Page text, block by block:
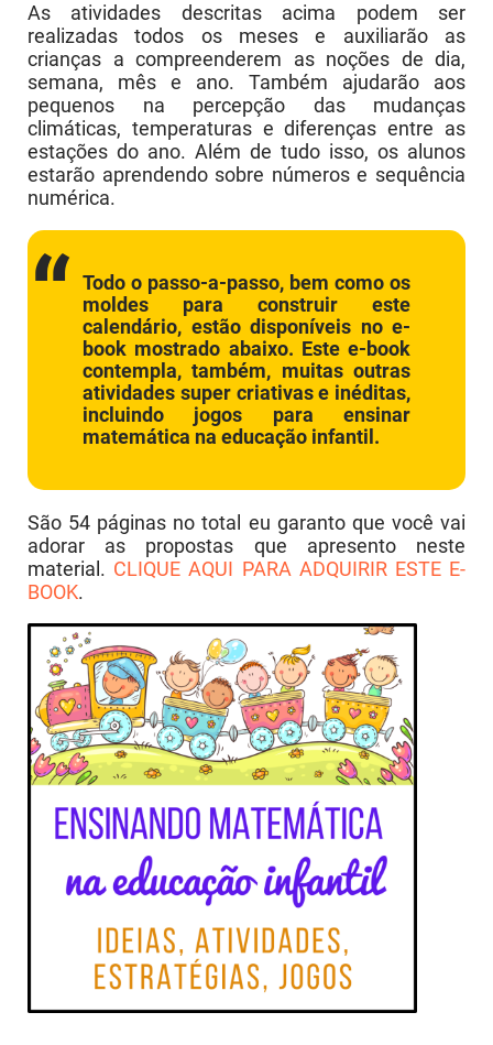
As atividades descritas acima podem ser
realizadas todos os meses e auxiliarão as
crianças a compreenderem as noções de dia,
semana, mês e ano. Também ajudarão aos
pequenos na percepção das mudanças
climáticas, temperaturas e diferenças entre as
estações do ano. Além de tudo isso, os alunos
estarão aprendendo sobre números e sequência
numérica.
Todo o passo-a-passo, bem como os
moldes para construir este
calendário, estão disponíveis no e-
book mostrado abaixo. Este e-book
contempla, também, muitas outras
atividades super criativas e inéditas,
incluindo jogos para ensinar
matemática na educação infantil.
São 54 páginas no total eu garanto que você vai
adorar as propostas que apresento neste
material. CLIQUE AQUI PARA ADQUIRIR ESTE E-
BOOK.